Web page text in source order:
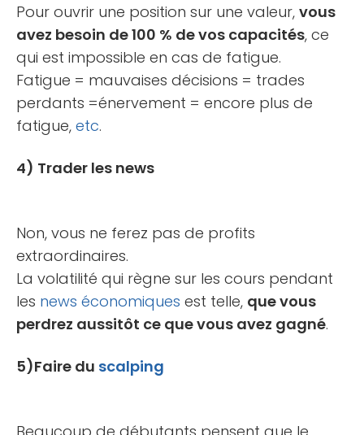
Pour ouvrir une position sur une valeur, vous
avez besoin de 100 % de vos capacités, ce
qui est impossible en cas de fatigue.
Fatigue = mauvaises décisions = trades
perdants =énervement = encore plus de
fatigue, etc.
4) Trader les news
Non, vous ne ferez pas de profits
extraordinaires.
La volatilité qui règne sur les cours pendant
les news économiques est telle, que vous
perdrez aussitôt ce que vous avez gagné.
5)Faire du scalping